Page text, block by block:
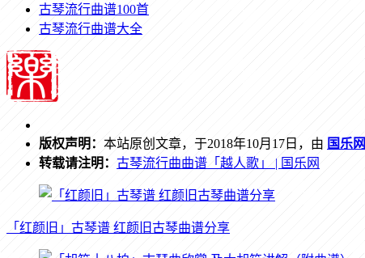
古琴流行曲谱100首
古琴流行曲谱大全
版权声明： 本站原创文章，于2018年10月17日，由 国乐网
转载请注明： 古琴流行曲曲谱「越人歌」 | 国乐网
「红颜旧」古琴谱 红颜旧古琴曲谱分享